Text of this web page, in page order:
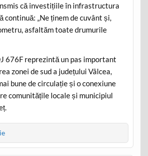
că investițiile în infrastructura
continuă: „Ne ținem de cuvânt și,
asfaltăm toate drumurile
676F reprezintă un pas important
zonei de sud a județului Vâlcea,
bune de circulație și o conexiune
comunitățile locale și municipiul